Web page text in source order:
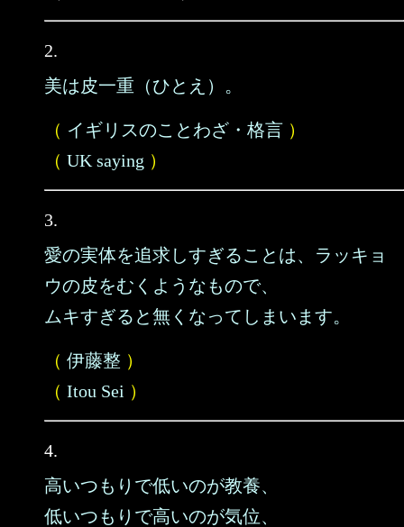
2.
美は皮一重（ひとえ）。
（ イギリスのことわざ・格言 ）
（ UK saying ）
3.
愛の実体を追求しすぎることは、ラッキョ
ウの皮をむくようなもので、
ムキすぎると無くなってしまいます。
（ 伊藤整 ）
（ Itou Sei ）
4.
高いつもりで低いのが教養、
低いつもりで高いのが気位、